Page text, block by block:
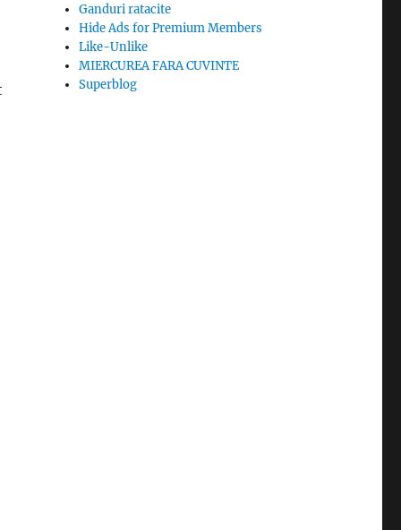
Ganduri ratacite
Hide Ads for Premium Members
Like-Unlike
MIERCUREA FARA CUVINTE
Superblog